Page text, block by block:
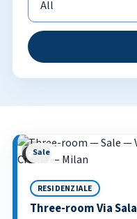
Property
‹2 / 21
Sale
RESIDENZIALE
Three-room Via